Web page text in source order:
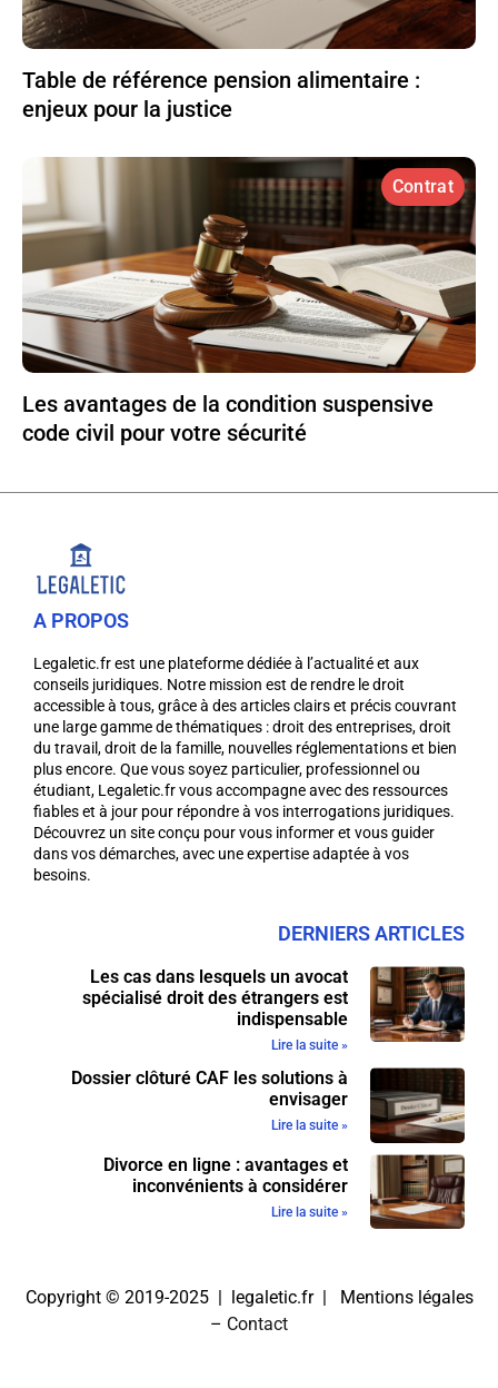
Table de référence pension alimentaire :
enjeux pour la justice
Contrat
Les avantages de la condition suspensive
code civil pour votre sécurité
A PROPOS
Legaletic.fr est une plateforme dédiée à l’actualité et aux
conseils juridiques. Notre mission est de rendre le droit
accessible à tous, grâce à des articles clairs et précis couvrant
une large gamme de thématiques : droit des entreprises, droit
du travail, droit de la famille, nouvelles réglementations et bien
plus encore. Que vous soyez particulier, professionnel ou
étudiant, Legaletic.fr vous accompagne avec des ressources
fiables et à jour pour répondre à vos interrogations juridiques.
Découvrez un site conçu pour vous informer et vous guider
dans vos démarches, avec une expertise adaptée à vos
besoins.
DERNIERS ARTICLES
Les cas dans lesquels un avocat
spécialisé droit des étrangers est
indispensable
Lire la suite »
Dossier clôturé CAF les solutions à
envisager
Lire la suite »
Divorce en ligne : avantages et
inconvénients à considérer
Lire la suite »
Copyright © 2019-2025 | legaletic.fr |
Mentions légales
– Contact